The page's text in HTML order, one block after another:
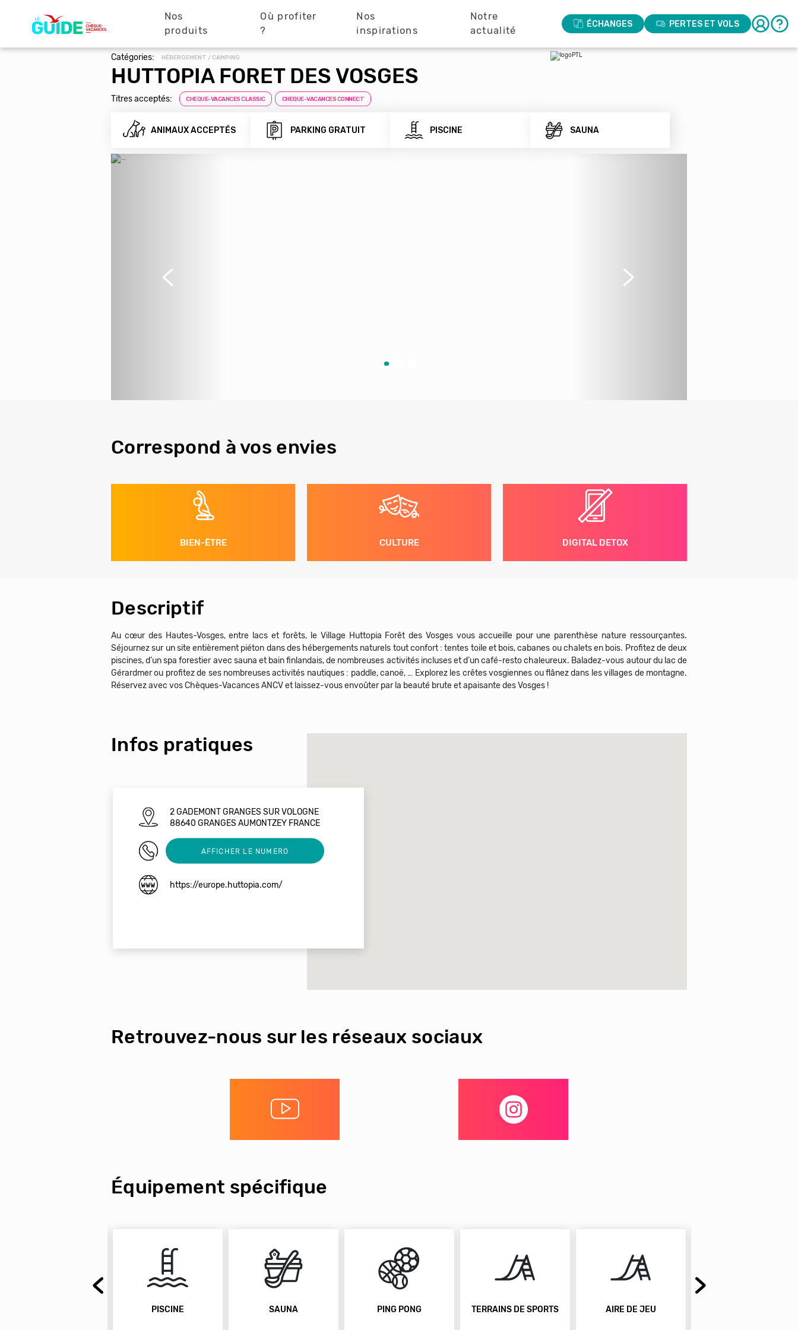
principale
Nos
produits
Où profiter
?
Nos
inspirations
Notre
actualité
ÉCHANGES PERTES ET VOLS
Catégories: HÉBERGEMENT / CAMPING
HUTTOPIA FORET DES VOSGES
Titres acceptés: CHEQUE-VACANCES CLASSIC CHEQUE-VACANCES CONNECT
ANIMAUX ACCEPTÉS PARKING GRATUIT PISCINE SAUNA
Précédent Suivant
Correspond à vos envies
BIEN-ÊTRE CULTURE DIGITAL DETOX
Descriptif
Au cœur des Hautes-Vosges, entre lacs et forêts, le Village Huttopia Forêt des Vosges vous accueille pour une parenthèse nature ressourçantes.
Séjournez sur un site entièrement piéton dans des hébergements naturels tout confort : tentes toile et bois, cabanes ou chalets en bois. Profitez de deux
piscines, d’un spa forestier avec sauna et bain finlandais, de nombreuses activités incluses et d’un café-resto chaleureux. Baladez-vous autour du lac de
Gérardmer ou profitez de ses nombreuses activités nautiques : paddle, canoë, … Explorez les crêtes vosgiennes ou flânez dans les villages de montagne.
Infos pratiques
2 GADEMONT GRANGES SUR VOLOGNE
88640 GRANGES AUMONTZEY FRANCE
03 29 51 44 60AFFICHER LE NUMERO
https://europe.huttopia.com/
Équipement spécifique
SAUNA PING PONG TERRAINS DE SPORTS AIRE DE JEU SPA
Retrouvez-nous sur les réseaux sociaux